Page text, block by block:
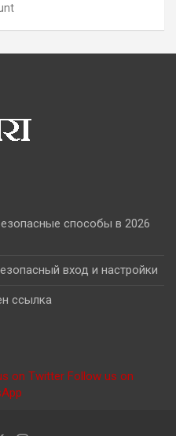
способы в 2026
вход и настройки
ссылка
on Twitter Follow us on